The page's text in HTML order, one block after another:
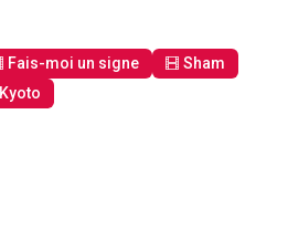
Fais-moi un signe
Sham